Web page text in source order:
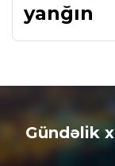
yanğın
Gündəlik